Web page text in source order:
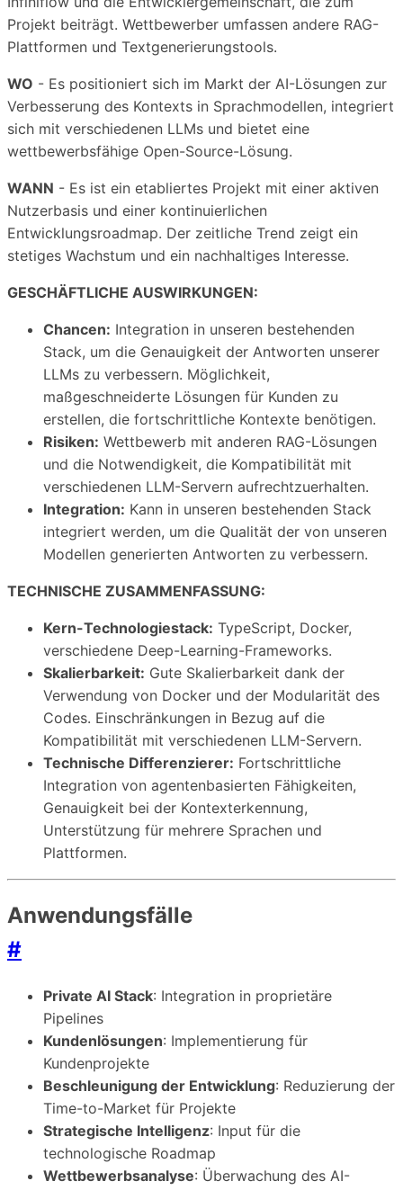
Projekt beiträgt. Wettbewerber umfassen andere RAG-
Plattformen und Textgenerierungstools.
WO - Es positioniert sich im Markt der AI-Lösungen zur
Verbesserung des Kontexts in Sprachmodellen, integriert
sich mit verschiedenen LLMs und bietet eine
wettbewerbsfähige Open-Source-Lösung.
WANN - Es ist ein etabliertes Projekt mit einer aktiven
Nutzerbasis und einer kontinuierlichen
Entwicklungsroadmap. Der zeitliche Trend zeigt ein
stetiges Wachstum und ein nachhaltiges Interesse.
GESCHÄFTLICHE AUSWIRKUNGEN:
Chancen: Integration in unseren bestehenden
Stack, um die Genauigkeit der Antworten unserer
LLMs zu verbessern. Möglichkeit,
maßgeschneiderte Lösungen für Kunden zu
erstellen, die fortschrittliche Kontexte benötigen.
Risiken: Wettbewerb mit anderen RAG-Lösungen
und die Notwendigkeit, die Kompatibilität mit
verschiedenen LLM-Servern aufrechtzuerhalten.
Integration: Kann in unseren bestehenden Stack
integriert werden, um die Qualität der von unseren
Modellen generierten Antworten zu verbessern.
TECHNISCHE ZUSAMMENFASSUNG:
Kern-Technologiestack: TypeScript, Docker,
verschiedene Deep-Learning-Frameworks.
Skalierbarkeit: Gute Skalierbarkeit dank der
Verwendung von Docker und der Modularität des
Codes. Einschränkungen in Bezug auf die
Kompatibilität mit verschiedenen LLM-Servern.
Technische Differenzierer: Fortschrittliche
Integration von agentenbasierten Fähigkeiten,
Genauigkeit bei der Kontexterkennung,
Unterstützung für mehrere Sprachen und
Plattformen.
Anwendungsfälle
#
Private AI Stack: Integration in proprietäre
Pipelines
Kundenlösungen: Implementierung für
Kundenprojekte
Beschleunigung der Entwicklung: Reduzierung der
Time-to-Market für Projekte
Strategische Intelligenz: Input für die
technologische Roadmap
Wettbewerbsanalyse: Überwachung des AI-